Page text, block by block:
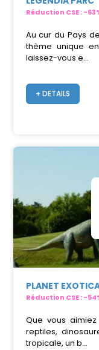
Réduction CSE : -
Au cur du Pays
thème unique
laissez-vous e...
+ DETAILS
PLANET
Réduction CSE : -
Que vous
reptiles,
tropicale, un b...